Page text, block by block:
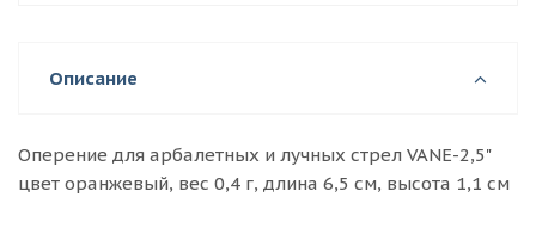
Описание
Оперение для арбалетных и лучных стрел VANE-2,5"
цвет оранжевый, вес 0,4 г, длина 6,5 см, высота 1,1 см